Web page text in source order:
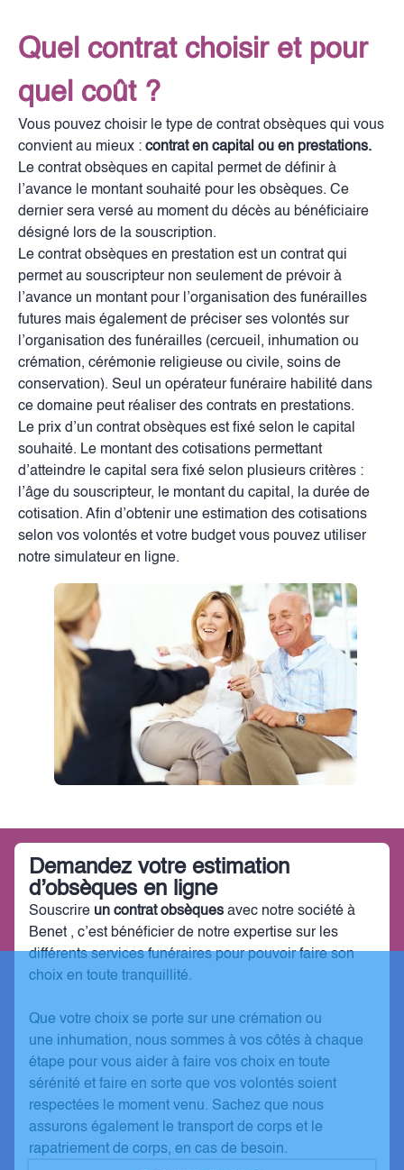
Quel contrat choisir et pour
quel coût ?
Vous pouvez choisir le type de contrat obsèques qui vous
convient au mieux : contrat en capital ou en prestations.
Le contrat obsèques en capital permet de définir à
l’avance le montant souhaité pour les obsèques. Ce
dernier sera versé au moment du décès au bénéficiaire
désigné lors de la souscription.
Le contrat obsèques en prestation est un contrat qui
permet au souscripteur non seulement de prévoir à
l’avance un montant pour l’organisation des funérailles
futures mais également de préciser ses volontés sur
l’organisation des funérailles (cercueil, inhumation ou
crémation, cérémonie religieuse ou civile, soins de
conservation). Seul un opérateur funéraire habilité dans
ce domaine peut réaliser des contrats en prestations.
Le prix d’un contrat obsèques est fixé selon le capital
souhaité. Le montant des cotisations permettant
d’atteindre le capital sera fixé selon plusieurs critères :
l’âge du souscripteur, le montant du capital, la durée de
cotisation. Afin d’obtenir une estimation des cotisations
selon vos volontés et votre budget vous pouvez utiliser
notre simulateur en ligne.
Demandez votre estimation
d’obsèques en ligne
Souscrire un contrat obsèques avec notre société à
Benet , c’est bénéficier de notre expertise sur les
différents services funéraires pour pouvoir faire son
choix en toute tranquillité.
Que votre choix se porte sur une crémation ou
une inhumation, nous sommes à vos côtés à chaque
étape pour vous aider à faire vos choix en toute
sérénité et faire en sorte que vos volontés soient
respectées le moment venu. Sachez que nous
assurons également le transport de corps et le
rapatriement de corps, en cas de besoin.